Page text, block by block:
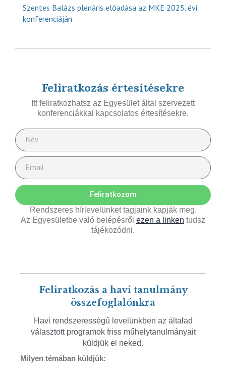
Szentes Balázs plenáris előadása az MKE 2025. évi
konferenciáján
Feliratkozás értesítésekre
Itt feliratkozhatsz az Egyesület által szervezett
konferenciákkal kapcsolatos értesítésekre.
Feliratkozom
Rendszeres hírlevelünket tagjaink kapják meg.
Az Egyesületbe való belépésről ezen a linken tudsz
tájékozódni.
Feliratkozás a havi tanulmány
összefoglalónkra
Havi rendszerességű levelünkben az általad
választott programok friss műhelytanulmányait
küldjük el neked.
Milyen témában küldjük: